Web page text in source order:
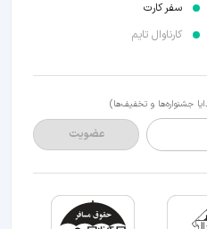
سفر کارت
کارناوال تایم
جشنواره‌ها و تخفیف‌ها)
عضویت